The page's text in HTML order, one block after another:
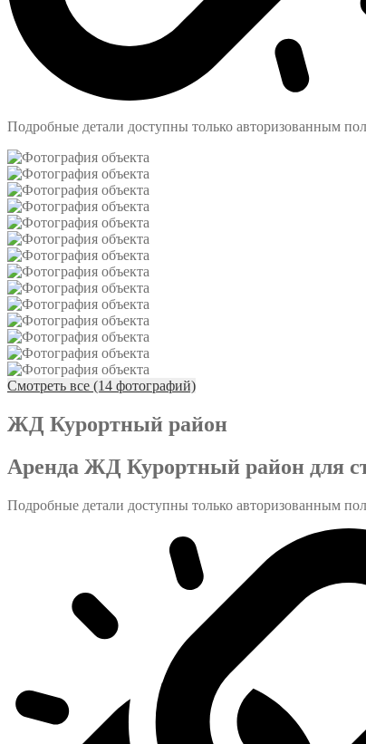
Подробные детали доступны только авторизованным
Смотреть все (14 фотографий)
ЖД Курортный район
Аренда ЖД Курортный район для
Подробные детали доступны только авторизованным